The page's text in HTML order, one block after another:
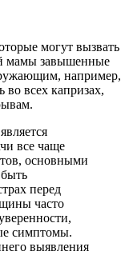
могут вызвать
мамы завышенные
например,
всех капризах,
все чаще
основными
перед
часто
симптомы.
выявления